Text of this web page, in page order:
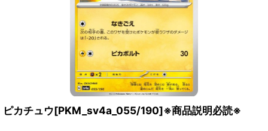
ピカチュウ[PKM_sv4a_055/190]※商品説明必読※